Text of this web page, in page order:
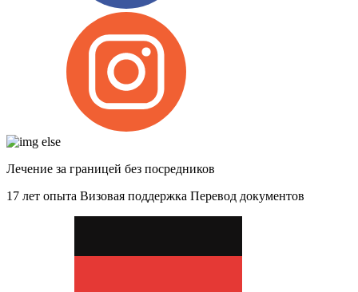
Лечение за границей без посредников
17 лет опыта Визовая поддержка Перевод документов